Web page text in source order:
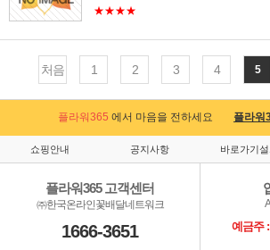
★★★★
처음 1 2 3 4 5
플라워365 에서 마음을 전하세요 플라워
쇼핑안내 공지사항 바로가기설
플라워365 고객센터
㈜한국온라인꽃배달네트워크
1666-3651
예금주